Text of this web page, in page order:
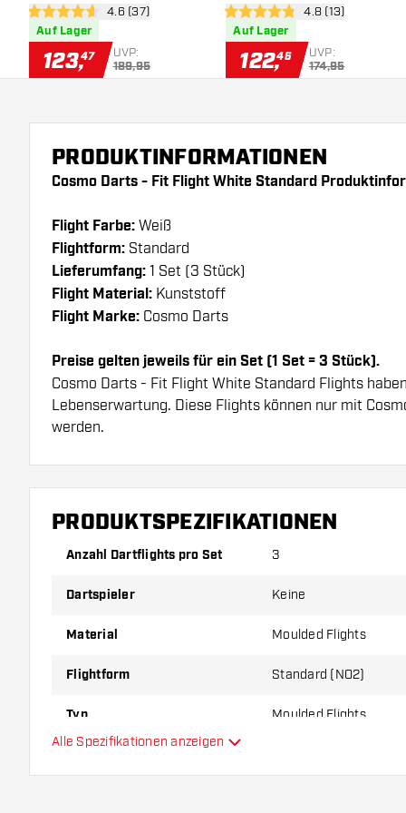
Point 95% - Dartpfeile
Bewertungsbereich öffnen
4.6 Bewertungssterne
4.6 (37)
Auf Lager
123,47 UVP:
189,95
95% - Dartpfeile
4.8 Bewertungssterne
4.8 (13)
Auf Lager
122,46 UVP:
174,95
PRODUKTINFORMATIONEN
Cosmo Darts - Fit Flight White Standard
Flight Farbe: Weiß
Flightform: Standard
Lieferumfang: 1 Set (3 Stück)
Flight Material: Kunststoff
Flight Marke: Cosmo Darts
Preise gelten jeweils für ein Set (1 Set = 3 Stück).
Cosmo Darts - Fit Flight White Standard Flights
Lebenserwartung. Diese Flights können nur mit
werden.
Dartshopper Tipp!
Sorgen Sie für genügend Ersatz Flights und Shafts.
durch Gebrauch abnutzen oder brechen.
Probieren Sie eine andere Form, ein anderes
Ihnen passt!
PRODUKTSPEZIFIKATIONEN
Anzahl Dartflights pro Set 3
Dartspieler Keine
Material Moulded Flights
Flightform Standard (NO2)
Typ Moulded Flights
Alle Spezifikationen anzeigen